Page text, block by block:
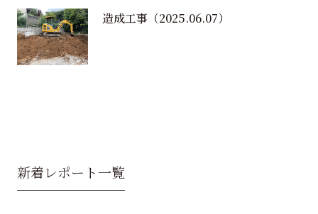
造成工事 （2025.06.07）
新着レポート一覧